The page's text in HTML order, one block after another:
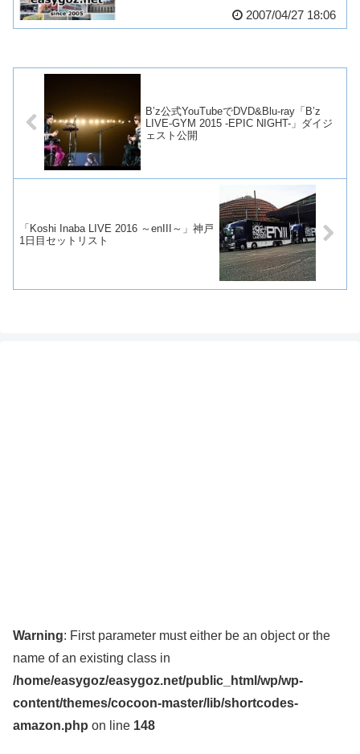
2007/04/27 18:06
B’z公式YouTubeでDVD&Blu-ray「B’z
LIVE-GYM 2015 -EPIC NIGHT-」ダイジ
ェスト公開
「Koshi Inaba LIVE 2016 ～enIII～」神戸
1日目セットリスト
Warning: First parameter must either be an object or the
name of an existing class in
/home/easygoz/easygoz.net/public_html/wp/wp-
content/themes/cocoon-master/lib/shortcodes-
amazon.php on line 148